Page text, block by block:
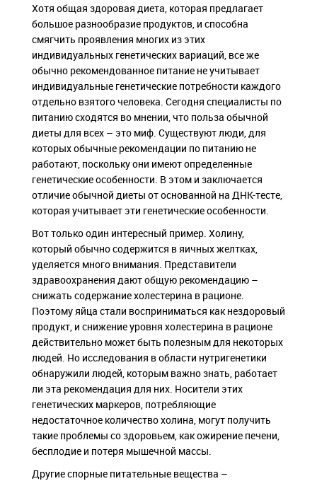
Хотя общая здоровая диета, которая предлагает
большое разнообразие продуктов, и способна
смягчить проявления многих из этих
индивидуальных генетических вариаций, все же
обычно рекомендованное питание не учитывает
индивидуальные генетические потребности каждого
отдельно взятого человека. Сегодня специалисты по
питанию сходятся во мнении, что польза обычной
диеты для всех – это миф. Существуют люди, для
которых обычные рекомендации по питанию не
работают, поскольку они имеют определенные
генетические особенности. В этом и заключается
отличие обычной диеты от основанной на ДНК-тесте,
которая учитывает эти генетические особенности.
Вот только один интересный пример. Холину,
который обычно содержится в яичных желтках,
уделяется много внимания. Представители
здравоохранения дают общую рекомендацию –
снижать содержание холестерина в рационе.
Поэтому яйца стали восприниматься как нездоровый
продукт, и снижение уровня холестерина в рационе
действительно может быть полезным для некоторых
людей. Но исследования в области нутригенетики
обнаружили людей, которым важно знать, работает
ли эта рекомендация для них. Носители этих
генетических маркеров, потребляющие
недостаточное количество холина, могут получить
такие проблемы со здоровьем, как ожирение печени,
бесплодие и потеря мышечной массы.
Другие спорные питательные вещества –